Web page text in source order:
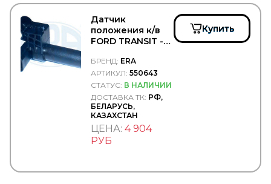
GARRET
GATES
GAZ
GBrake
GENERAL MOTORS
GENERAL RICAMBI
GENIRPARTS
GKN
Датчик
положения к/в
FORD TRANSIT -
БРЕНД: ERA
АРТИКУЛ: 550643
СТАТУС: В НАЛИЧИИ
ДОСТАВКА ТК: РФ,
БЕЛАРУСЬ,
КАЗАХСТАН
ЦЕНА: 4 904
РУБ
Купить